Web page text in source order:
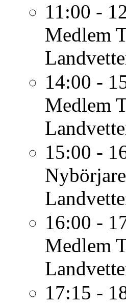
11:00 -
Medlem
14:00 -
Medlem
15:00 -
Nybörjare
16:00 -
Medlem
17:15 -